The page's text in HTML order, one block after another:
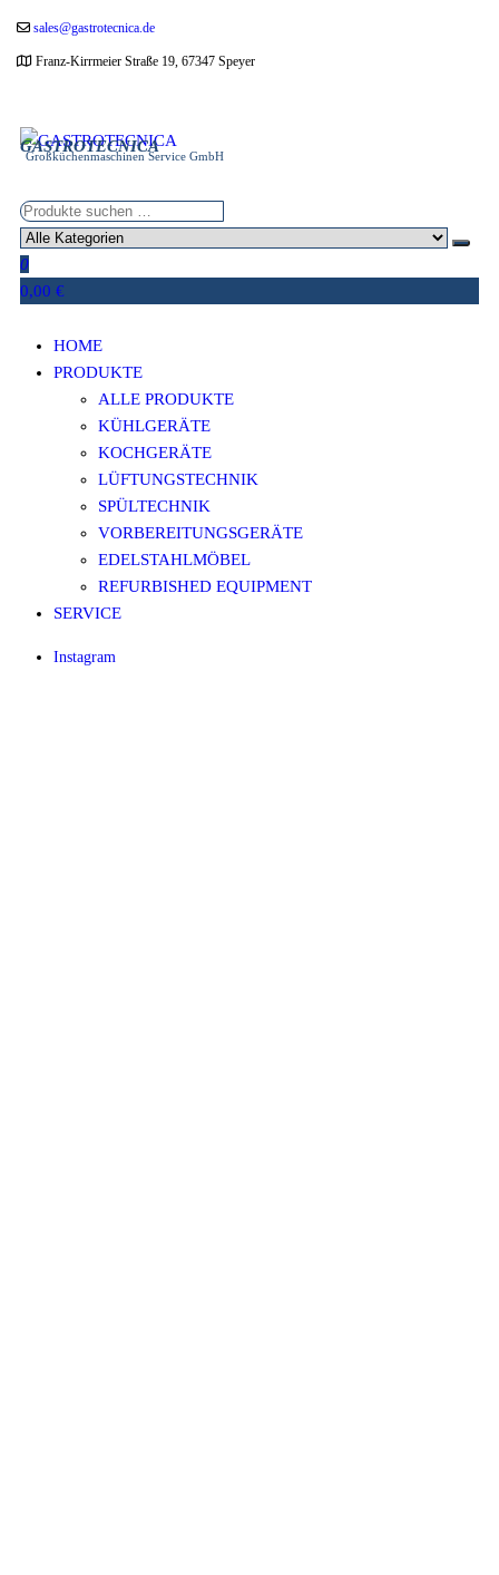
Zumsales@gastrotecnica.de
Franz-Kirrmeier Straße 19, 67347 Speyer
GASTROTECNICA
Großküchenmaschinen Service GmbH
0
0,00 €
HOME
PRODUKTE
ALLE PRODUKTE
KÜHLGERÄTE
KOCHGERÄTE
LÜFTUNGSTECHNIK
SPÜLTECHNIK
VORBEREITUNGSGERÄTE
EDELSTAHLMÖBEL
REFURBISHED EQUIPMENT
SERVICE
Instagram